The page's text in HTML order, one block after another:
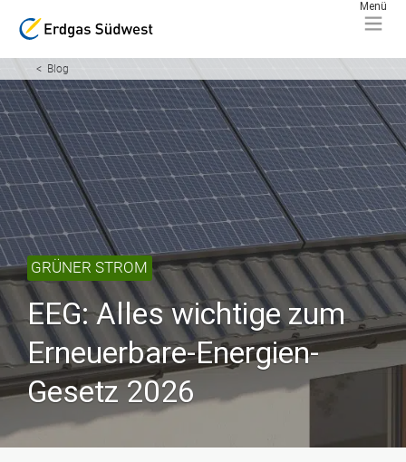
Blog
GRÜNER STROM
EEG: Alles wichtige zum
Erneuerbare-Energien-
Gesetz 2026